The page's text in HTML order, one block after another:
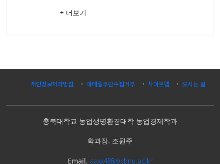
+ 더보기
개인정보처리방침 이메일무단수집거부 사이트맵 오시는 길
충북대학교 농업생명환경대학 농업경제학과
학과장. 조원주
Email. aaxx486@cbnu.ac.kr